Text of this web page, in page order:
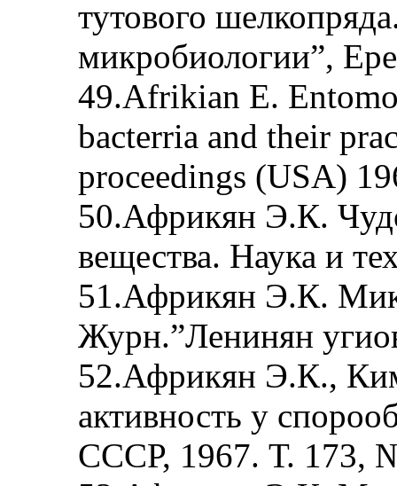
тутового
микробиологии”,
49.Afrikian E.
bacterria and their
proceedings (USA)
50.Африкян Э.К.
вещества. Наука и
51.Африкян Э.К.
Журн.”Ленинян
52.Африкян Э.К.,
активность у
СССР, 1967. Т. 173,